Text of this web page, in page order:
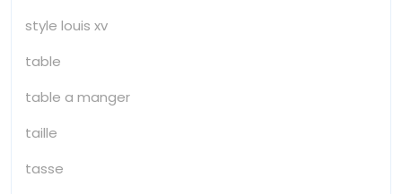
style louis xv
table
table a manger
taille
tasse